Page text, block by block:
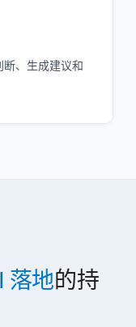
断、生成建议和
落地的持